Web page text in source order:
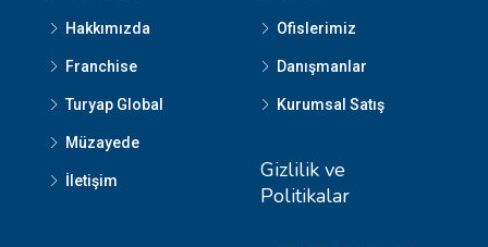
Hakkımızda
Franchise
Turyap Global
Müzayede
İletişim
Ofislerimiz
Danışmanlar
Kurumsal Satış
Gizlilik ve
Politikalar